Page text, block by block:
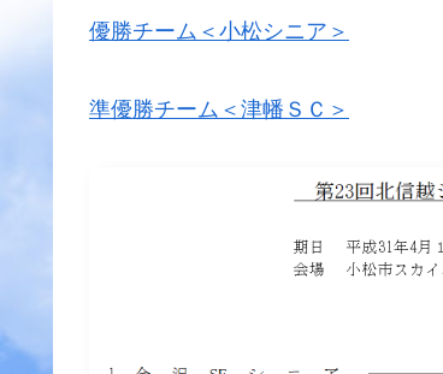
優勝チーム＜小松シニア＞
準優勝チーム＜津幡ＳＣ＞